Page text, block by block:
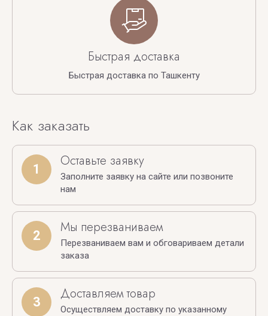
Быстрая доставка
Быстрая доставка по Ташкенту
Как заказать
1 Оставьте заявку
Заполните заявку на сайте или позвоните
нам
2 Мы перезваниваем
Перезваниваем вам и обговариваем детали
заказа
3 Доставляем товар
Осуществляем доставку по указанному